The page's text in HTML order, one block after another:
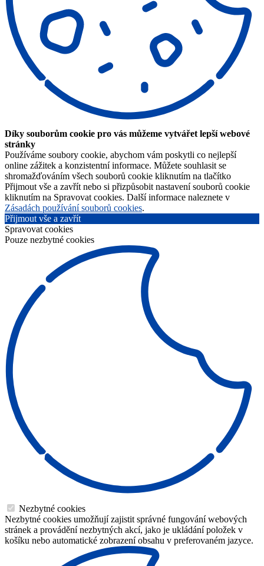
Díky souborům cookie pro vás můžeme vytvářet lepší webové
stránky
Používáme soubory cookie, abychom vám poskytli co nejlepší
online zážitek a konzistentní informace. Můžete souhlasit se
shromažďováním všech souborů cookie kliknutím na tlačítko
Přijmout vše a zavřít nebo si přizpůsobit nastavení souborů cookie
kliknutím na Spravovat cookies. Další informace naleznete v
Zásadách používání souborů cookies.
Přijmout vše a zavřít
Spravovat cookies
Pouze nezbytné cookies
Nezbytné cookies
Nezbytné cookies umožňují zajistit správné fungování webových
stránek a provádění nezbytných akcí, jako je ukládání položek v
košíku nebo automatické zobrazení obsahu v preferovaném jazyce.